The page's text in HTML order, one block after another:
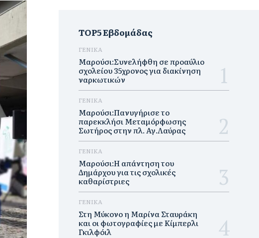
TOP5 Εβδομάδας
ΓΕΝΙΚΑ
Μαρούσι:Συνελήφθη σε προαύλιο
σχολείου 35χρονος για διακίνηση
ναρκωτικών
ΓΕΝΙΚΑ
Μαρούσι:Πανυγήρισε το
παρεκκλήσι Μεταμόρφωσης
Σωτήρος στην πλ. Αγ.Λαύρας
ΓΕΝΙΚΑ
Μαρούσι:Η απάντηση του
Δημάρχου για τις σχολικές
καθαρίστριες
ΓΕΝΙΚΑ
Στη Μύκονο η Μαρίνα Σταυράκη
και οι φωτογραφίες με Κίμπερλι
Γκιλφόιλ